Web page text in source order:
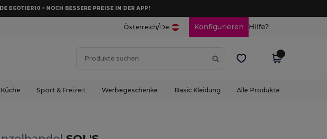
EGOTIER10 – NOCH BESSERE PREISE IN DER APP!
Österreich/De Konfigurieren Hilfe?
Sport & Freizeit Werbegeschenke Basic Kleidung Alle Produkte